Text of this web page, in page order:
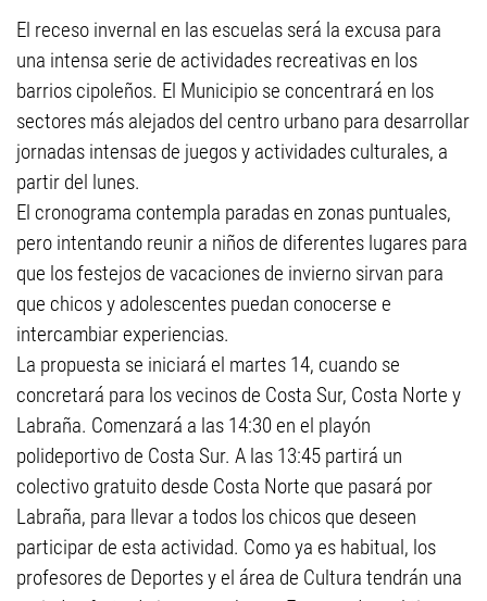
El receso invernal en las escuelas será la excusa para
una intensa serie de actividades recreativas en los
barrios cipoleños. El Municipio se concentrará en los
sectores más alejados del centro urbano para desarrollar
jornadas intensas de juegos y actividades culturales, a
partir del lunes.
El cronograma contempla paradas en zonas puntuales,
pero intentando reunir a niños de diferentes lugares para
que los festejos de vacaciones de invierno sirvan para
que chicos y adolescentes puedan conocerse e
intercambiar experiencias.
La propuesta se iniciará el martes 14, cuando se
concretará para los vecinos de Costa Sur, Costa Norte y
Labraña. Comenzará a las 14:30 en el playón
polideportivo de Costa Sur. A las 13:45 partirá un
colectivo gratuito desde Costa Norte que pasará por
Labraña, para llevar a todos los chicos que deseen
participar de esta actividad. Como ya es habitual, los
profesores de Deportes y el área de Cultura tendrán una